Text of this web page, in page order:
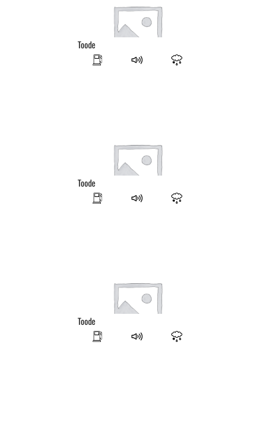
Toode
Toode
Toode